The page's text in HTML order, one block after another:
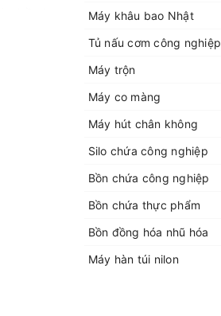
Máy khâu bao Nhật
Tủ nấu cơm công nghiệp
Máy trộn
Máy co màng
Máy hút chân không
Silo chứa công nghiệp
Bồn chứa công nghiệp
Bồn chứa thực phẩm
Bồn đồng hóa nhũ hóa
Máy hàn túi nilon